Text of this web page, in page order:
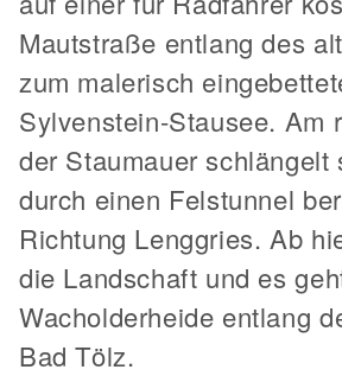
Mautstraße entlang des
zum malerisch
Sylvenstein-Stausee. Am
der Staumauer schlängelt
durch einen Felstunnel
Richtung Lenggries. Ab
die Landschaft und es
Wacholderheide entlang
Bad Tölz.